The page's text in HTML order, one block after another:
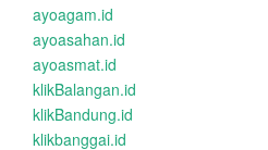
ayoagam.id
ayoasahan.id
ayoasmat.id
klikBalangan.id
klikBandung.id
klikbanggai.id